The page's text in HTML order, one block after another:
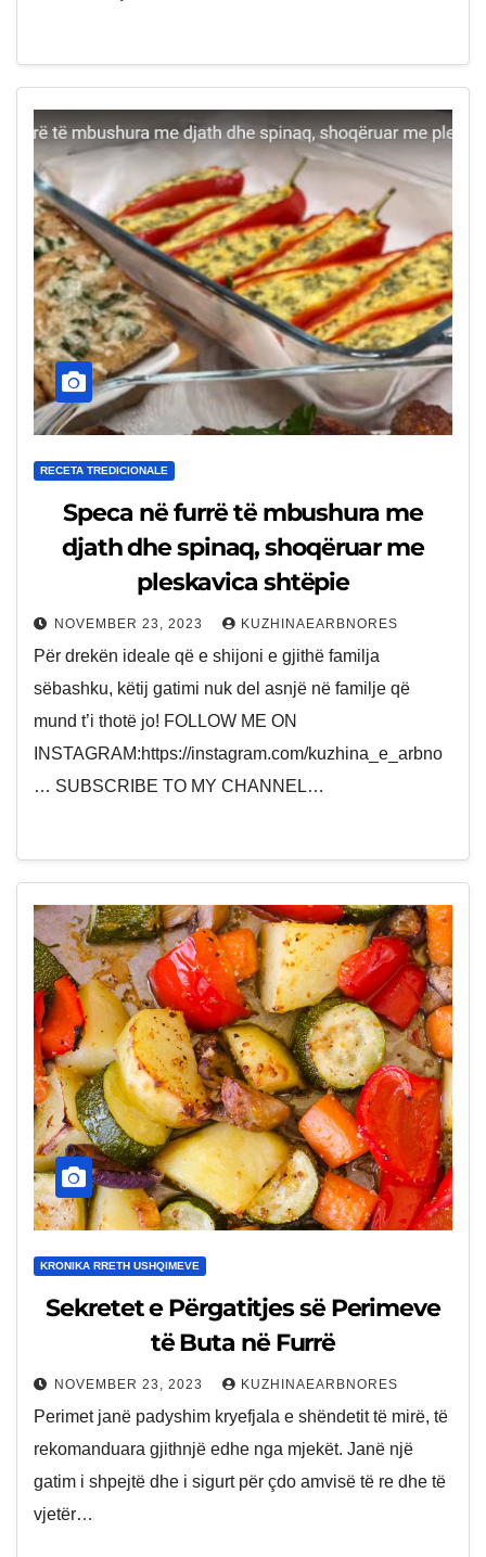
RECETA TREDICIONALE
Speca në furrë të mbushura me
djath dhe spinaq, shoqëruar me
pleskavica shtëpie
NOVEMBER 23, 2023 KUZHINAEARBNORES
Për drekën ideale që e shijoni e gjithë familja
sëbashku, këtij gatimi nuk del asnjë në familje që
mund t’i thotë jo! FOLLOW ME ON
INSTAGRAM:https://instagram.com/kuzhina_e_arbno
… SUBSCRIBE TO MY CHANNEL…
KRONIKA RRETH USHQIMEVE
Sekretet e Përgatitjes së Perimeve
të Buta në Furrë
NOVEMBER 23, 2023 KUZHINAEARBNORES
Perimet janë padyshim kryefjala e shëndetit të mirë, të
rekomanduara gjithnjë edhe nga mjekët. Janë një
gatim i shpejtë dhe i sigurt për çdo amvisë të re dhe të
vjetër…